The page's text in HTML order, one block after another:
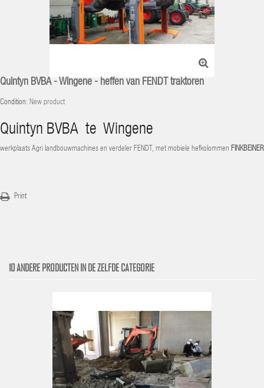
Quintyn BVBA - Wingene - heffen van FENDT traktoren
Condition: New product
Quintyn BVBA te Wingene
werkplaats Agri landbouwmachines en verdeler FENDT, met mobiele hefkolommen FINKBEINER
Print
10 ANDERE PRODUCTEN IN DE ZELFDE CATEGORIE